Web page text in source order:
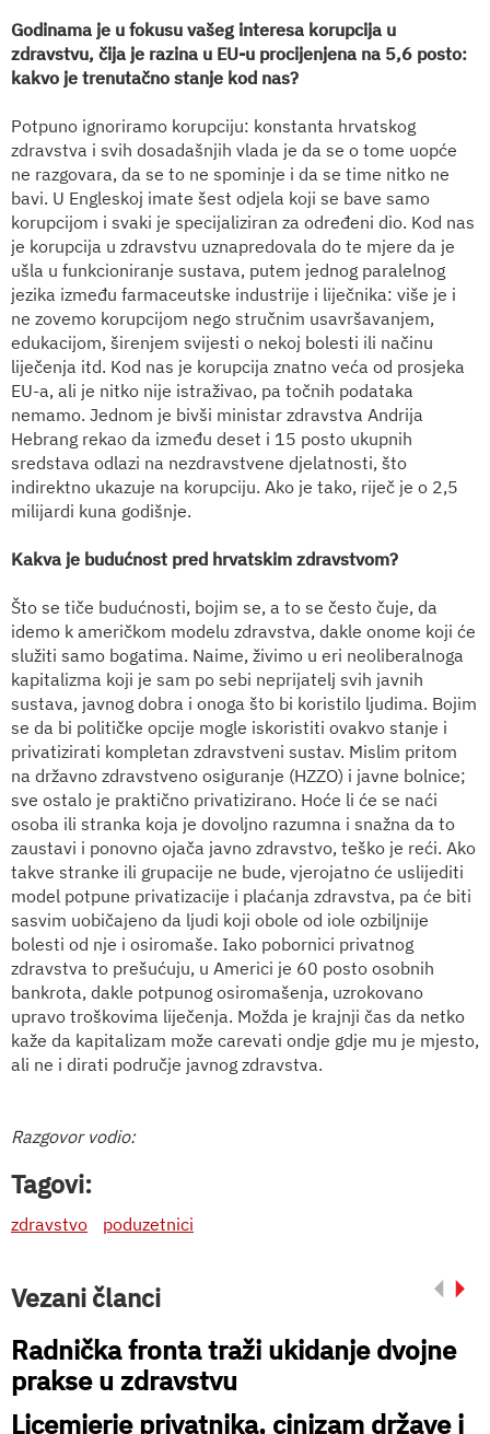
Godinama je u fokusu vašeg interesa korupcija u
zdravstvu, čija je razina u EU-u procijenjena na 5,6 posto:
kakvo je trenutačno stanje kod nas?
Potpuno ignoriramo korupciju: konstanta hrvatskog
zdravstva i svih dosadašnjih vlada je da se o tome uopće
ne razgovara, da se to ne spominje i da se time nitko ne
bavi. U Engleskoj imate šest odjela koji se bave samo
korupcijom i svaki je specijaliziran za određeni dio. Kod nas
je korupcija u zdravstvu uznapredovala do te mjere da je
ušla u funkcioniranje sustava, putem jednog paralelnog
jezika između farmaceutske industrije i liječnika: više je i
ne zovemo korupcijom nego stručnim usavršavanjem,
edukacijom, širenjem svijesti o nekoj bolesti ili načinu
liječenja itd. Kod nas je korupcija znatno veća od prosjeka
EU-a, ali je nitko nije istraživao, pa točnih podataka
nemamo. Jednom je bivši ministar zdravstva Andrija
Hebrang rekao da između deset i 15 posto ukupnih
sredstava odlazi na nezdravstvene djelatnosti, što
indirektno ukazuje na korupciju. Ako je tako, riječ je o 2,5
milijardi kuna godišnje.
Kakva je budućnost pred hrvatskim zdravstvom?
Što se tiče budućnosti, bojim se, a to se često čuje, da
idemo k američkom modelu zdravstva, dakle onome koji će
služiti samo bogatima. Naime, živimo u eri neoliberalnoga
kapitalizma koji je sam po sebi neprijatelj svih javnih
sustava, javnog dobra i onoga što bi koristilo ljudima. Bojim
se da bi političke opcije mogle iskoristiti ovakvo stanje i
privatizirati kompletan zdravstveni sustav. Mislim pritom
na državno zdravstveno osiguranje (HZZO) i javne bolnice;
sve ostalo je praktično privatizirano. Hoće li će se naći
osoba ili stranka koja je dovoljno razumna i snažna da to
zaustavi i ponovno ojača javno zdravstvo, teško je reći. Ako
takve stranke ili grupacije ne bude, vjerojatno će uslijediti
model potpune privatizacije i plaćanja zdravstva, pa će biti
sasvim uobičajeno da ljudi koji obole od iole ozbiljnije
bolesti od nje i osiromaše. Iako pobornici privatnog
zdravstva to prešućuju, u Americi je 60 posto osobnih
bankrota, dakle potpunog osiromašenja, uzrokovano
upravo troškovima liječenja. Možda je krajnji čas da netko
kaže da kapitalizam može carevati ondje gdje mu je mjesto,
ali ne i dirati područje javnog zdravstva.
Razgovor vodio:
Tagovi:
zdravstvo poduzetnici
Vezani članci
Radnička fronta traži ukidanje dvojne
prakse u zdravstvu
Licemjerje privatnika, cinizam države i